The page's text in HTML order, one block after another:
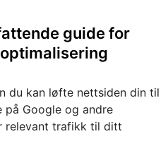
guide for
du kan løfte nettsiden din til
på Google og andre
relevant trafikk til ditt